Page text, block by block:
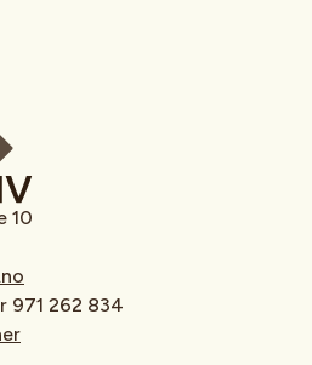
10
971 262 834